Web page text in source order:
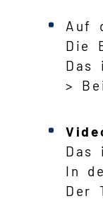
Auf
Die
Das
>
Das
In
Der